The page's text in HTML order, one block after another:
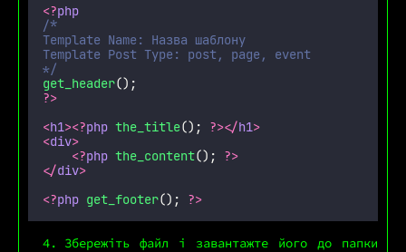
<?php
/*
Template Name: Назва шаблону
Template Post Type: post, page, event
*/
get_header();
?>
<h1><?php the_title(); ?></h1>
<div>
<?php the_content(); ?>
</div>
<?php get_footer(); ?>
Збережіть файл і завантажте його до папки